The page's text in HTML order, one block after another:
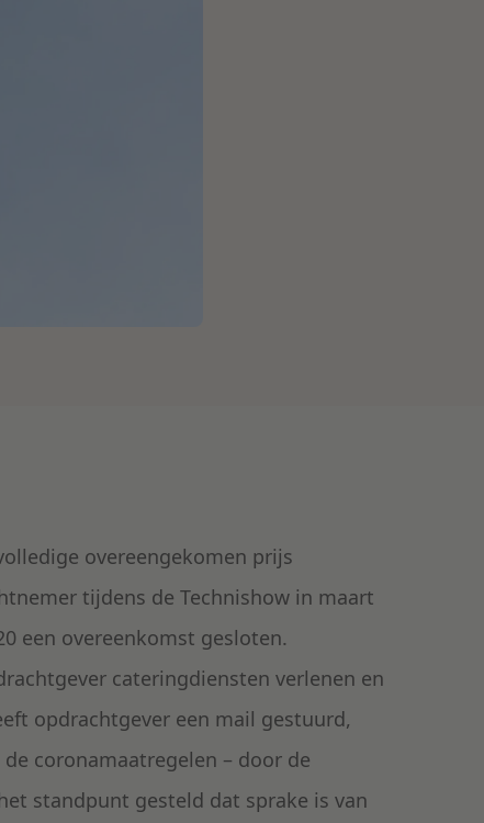
overeengekomen prijs
tijdens de Technishow in maart
een overeenkomst gesloten.
cateringdiensten verlenen en
opdrachtgever een mail gestuurd,
coronamaatregelen – door de
standpunt gesteld dat sprake is van